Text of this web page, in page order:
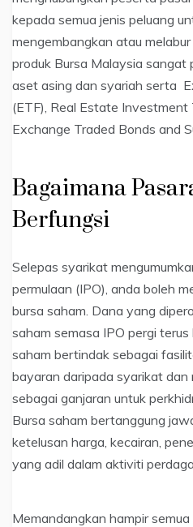
kepada semua jenis peluang
mengembangkan atau
produk Bursa Malaysia sangat
aset asing dan syariah serta
(ETF), Real Estate Investment
Exchange Traded Bonds and
Bagaimana
Berfungsi
Selepas syarikat
permulaan (IPO), anda boleh
bursa saham. Dana yang
saham semasa IPO pergi
saham bertindak sebagai
bayaran daripada syarikat
sebagai ganjaran untuk
Bursa saham bertanggung
ketelusan harga, kecairan,
yang adil dalam aktiviti
Memandangkan hampir